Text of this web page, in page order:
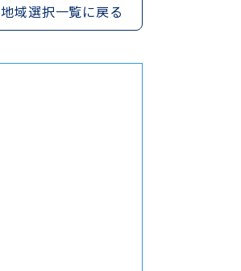
地域選択一覧に戻る